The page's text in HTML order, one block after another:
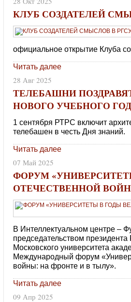
КЛУБ СОЗДАТЕЛЕЙ
официальное открытие Клуба
Читать далее
28 Авг 2025
ТЕЛЕБАШНИ
НОВОГО УЧЕБНОГО
1 сентября РТРС включит
телебашен в честь Дня знаний.
Читать далее
07 Май 2025
ФОРУМ
ОТЕЧЕСТВЕННОЙ
В Интеллектуальном центре –
председательством
Московского университета
Международный форум
войны: на фронте и в тылу».
Читать далее
09 Апр 2025